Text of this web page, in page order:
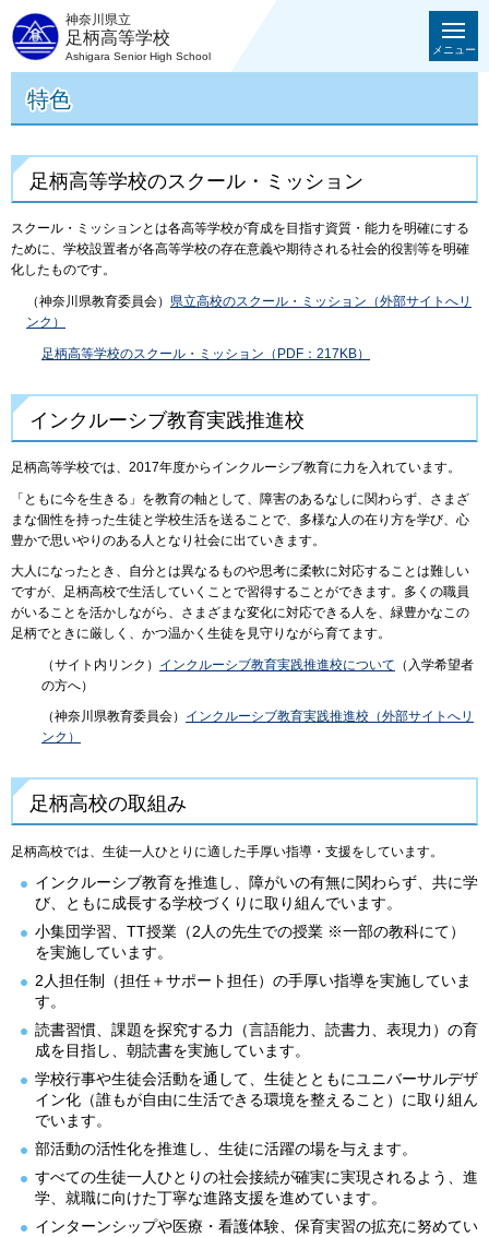
神奈川県立
足柄高等学校
Ashigara Senior High School
メニュー
特色
足柄高等学校のスクール・ミッション
スクール・ミッションとは各高等学校が育成を目指す資質・能力を明確にする
ために、学校設置者が各高等学校の存在意義や期待される社会的役割等を明確
化したものです。
（神奈川県教育委員会） 県立高校のスクール・ミッション（外部サイトへリ
ンク）
足柄高等学校のスクール・ミッション（PDF：217KB）
インクルーシブ教育実践推進校
足柄高等学校では、2017年度からインクルーシブ教育に力を入れています。
「ともに今を生きる」を教育の軸として、障害のあるなしに関わらず、さまざ
まな個性を持った生徒と学校生活を送ることで、多様な人の在り方を学び、心
豊かで思いやりのある人となり社会に出ていきます。
大人になったとき、自分とは異なるものや思考に柔軟に対応することは難しい
ですが、足柄高校で生活していくことで習得することができます。多くの職員
がいることを活かしながら、さまざまな変化に対応できる人を、緑豊かなこの
足柄でときに厳しく、かつ温かく生徒を見守りながら育てます。
（サイト内リンク） インクルーシブ教育実践推進校について （入学希望者
の方へ）
（神奈川県教育委員会） インクルーシブ教育実践推進校（外部サイトへリ
ンク）
足柄高校の取組み
足柄高校では、生徒一人ひとりに適した手厚い指導・支援をしています。
インクルーシブ教育を推進し、障がいの有無に関わらず、共に学
び、ともに成長する学校づくりに取り組んでいます。
小集団学習、TT授業（2人の先生での授業 ※一部の教科にて）
を実施しています。
2人担任制（担任＋サポート担任）の手厚い指導を実施していま
す。
読書習慣、課題を探究する力（言語能力、読書力、表現力）の育
成を目指し、朝読書を実施しています。
学校行事や生徒会活動を通して、生徒とともにユニバーサルデザ
イン化（誰もが自由に生活できる環境を整えること）に取り組ん
でいます。
部活動の活性化を推進し、生徒に活躍の場を与えます。
すべての生徒一人ひとりの社会接続が確実に実現されるよう、進
学、就職に向けた丁寧な進路支援を進めています。
インターンシップや医療・看護体験、保育実習の拡充に努めてい